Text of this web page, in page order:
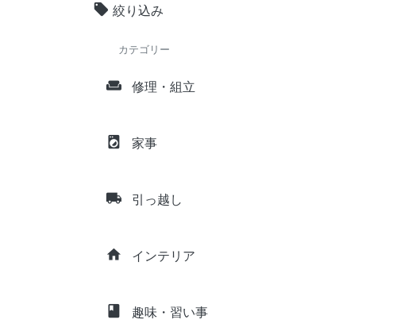
local_offer 絞り込み
カテゴリー
weekend 修理・組立
local_laundry_service 家事
local_shipping 引っ越し
home インテリア
class 趣味・習い事